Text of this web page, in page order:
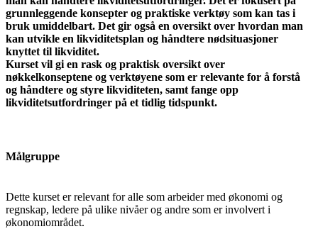
grunnleggende konsepter og praktiske verktøy som kan tas i
bruk umiddelbart. Det gir også en oversikt over hvordan man
kan utvikle en likviditetsplan og håndtere nødsituasjoner
knyttet til likviditet.
Kurset vil gi en rask og praktisk oversikt over
nøkkelkonseptene og verktøyene som er relevante for å forstå
og håndtere og styre likviditeten, samt fange opp
likviditetsutfordringer på et tidlig tidspunkt.
Målgruppe
Dette kurset er relevant for alle som arbeider med økonomi og
regnskap, ledere på ulike nivåer og andre som er involvert i
økonomiområdet.